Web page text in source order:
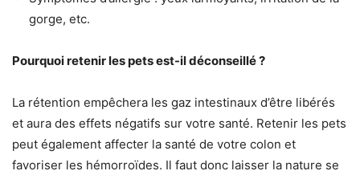
gorge, etc.
Pourquoi retenir les pets est-il déconseillé ?
La rétention empêchera les gaz intestinaux d’être libérés
et aura des effets négatifs sur votre santé. Retenir les pets
peut également affecter la santé de votre colon et
favoriser les hémorroïdes. Il faut donc laisser la nature se